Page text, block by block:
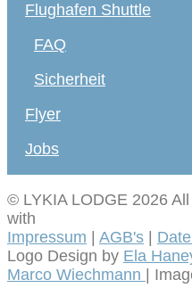
Flughafen Shuttle
FAQ
Sicherheit
Flyer
Jobs
© LYKIA LODGE 2026
with
Impressum
AGB's
Logo Design by Ela
Marco Wiechmann
|